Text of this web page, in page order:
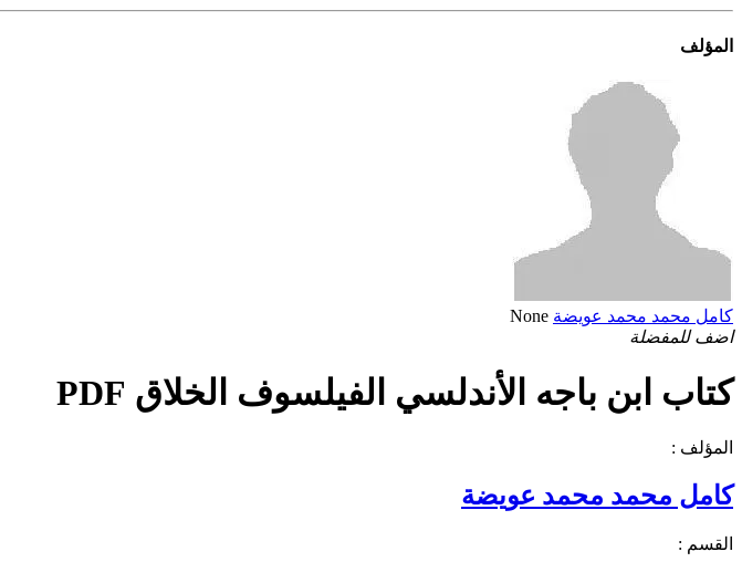
المؤلف
كامل محمد محمد عويضة None
اضف للمفضلة
كتاب ابن باجه الأندلسي الفيلسوف الخلاق PDF
المؤلف :
كامل محمد محمد عويضة
القسم :